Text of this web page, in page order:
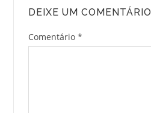
DEIXE UM COMENTÁRIO
Comentário *